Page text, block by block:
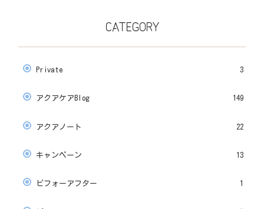
CATEGORY
Private 3
アクアケアBlog 149
アクアノート 22
キャンペーン 13
ビフォーアフター 1